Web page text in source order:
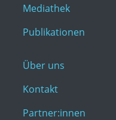
Mediathek
Publikationen
Über uns
Kontakt
Partner:innen